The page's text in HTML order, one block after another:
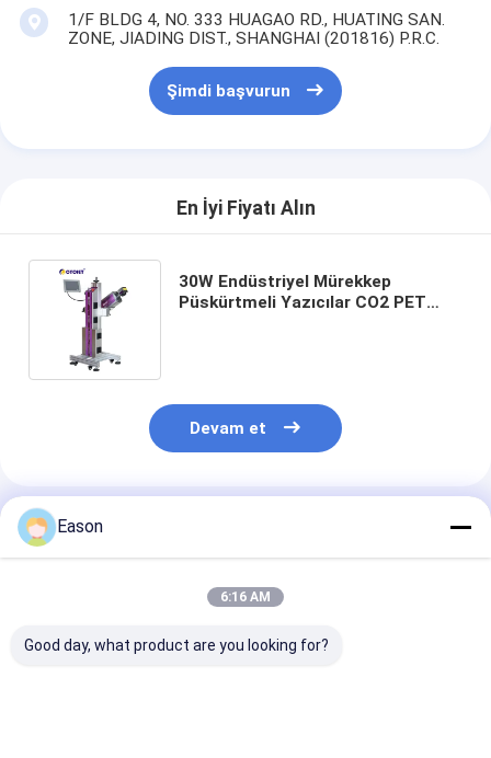
1/F BLDG 4, NO. 333 HUAGAO RD., HUATING SAN.
ZONE, JIADING DIST., SHANGHAI (201816) P.R.C.
Şimdi başvurun
En İyi Fiyatı Alın
30W Endüstriyel Mürekkep
Püskürtmeli Yazıcılar CO2 PET
Devam et
Önerilen Ürünler
Eason
6:16 AM
Good day, what product are you looking for?